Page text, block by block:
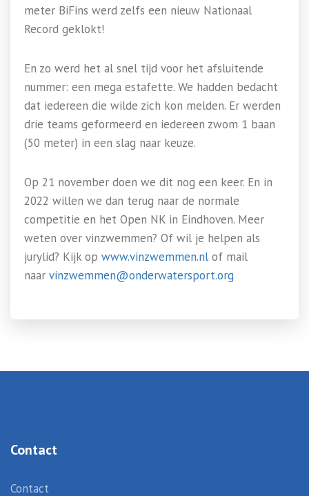
meter BiFins werd zelfs een nieuw Nationaal
Record geklokt!
En zo werd het al snel tijd voor het afsluitende
nummer: een mega estafette. We hadden bedacht
dat iedereen die wilde zich kon melden. Er werden
drie teams geformeerd en iedereen zwom 1 baan
(50 meter) in een slag naar keuze.
Op 21 november doen we dit nog een keer. En in
2022 willen we dan terug naar de normale
competitie en het Open NK in Eindhoven. Meer
weten over vinzwemmen? Of wil je helpen als
jurylid? Kijk op www.vinzwemmen.nl of mail
naar vinzwemmen@onderwatersport.org
Contact
Contact